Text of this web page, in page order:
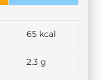
65 kcal
2.3 g